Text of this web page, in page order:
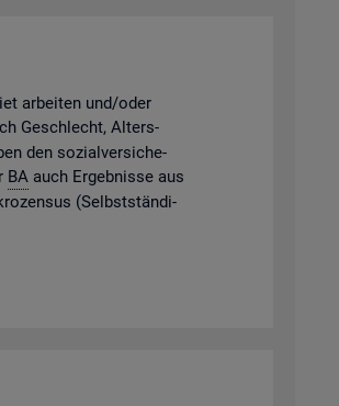
ar­bei­ten und/oder
Ge­schlecht, Al­ters­
den so­zi­al­ver­si­che­
BAauch Er­geb­nis­se aus
(Selbst­stän­di­